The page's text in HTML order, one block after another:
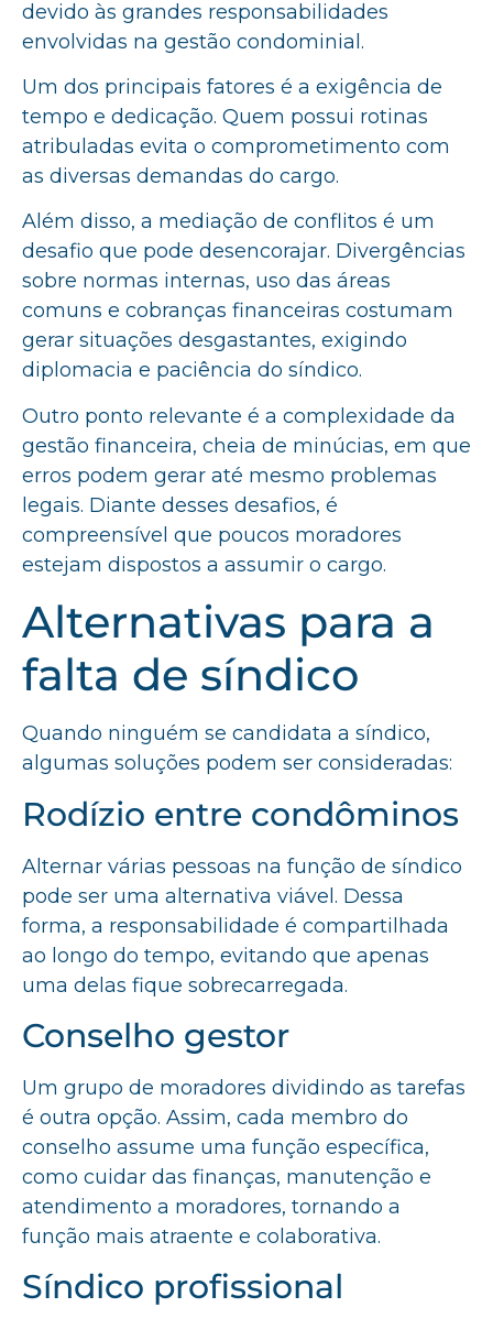
devido às grandes responsabilidades
envolvidas na gestão condominial.
Um dos principais fatores é a exigência de
tempo e dedicação. Quem possui rotinas
atribuladas evita o comprometimento com
as diversas demandas do cargo.
Além disso, a mediação de conflitos é um
desafio que pode desencorajar. Divergências
sobre normas internas, uso das áreas
comuns e cobranças financeiras costumam
gerar situações desgastantes, exigindo
diplomacia e paciência do síndico.
Outro ponto relevante é a complexidade da
gestão financeira, cheia de minúcias, em que
erros podem gerar até mesmo problemas
legais. Diante desses desafios, é
compreensível que poucos moradores
estejam dispostos a assumir o cargo.
Alternativas para a
falta de síndico
Quando ninguém se candidata a síndico,
algumas soluções podem ser consideradas:
Rodízio entre condôminos
Alternar várias pessoas na função de síndico
pode ser uma alternativa viável. Dessa
forma, a responsabilidade é compartilhada
ao longo do tempo, evitando que apenas
uma delas fique sobrecarregada.
Conselho gestor
Um grupo de moradores dividindo as tarefas
é outra opção. Assim, cada membro do
conselho assume uma função específica,
como cuidar das finanças, manutenção e
atendimento a moradores, tornando a
função mais atraente e colaborativa.
Síndico profissional